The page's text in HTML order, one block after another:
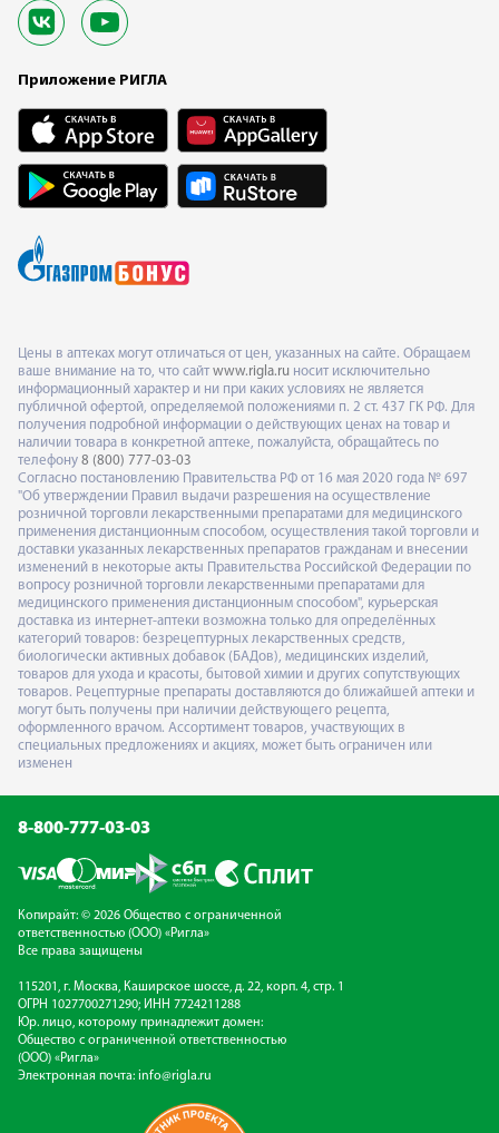
Приложение РИГЛА
Цены в аптеках могут отличаться от цен, указанных на сайте. Обращаем
ваше внимание на то, что сайт www.rigla.ru носит исключительно
информационный характер и ни при каких условиях не является
публичной офертой, определяемой положениями п. 2 ст. 437 ГК РФ. Для
получения подробной информации о действующих ценах на товар и
наличии товара в конкретной аптеке, пожалуйста, обращайтесь по
телефону 8 (800) 777-03-03
Согласно постановлению Правительства РФ от 16 мая 2020 года № 697
"Об утверждении Правил выдачи разрешения на осуществление
розничной торговли лекарственными препаратами для медицинского
применения дистанционным способом, осуществления такой торговли и
доставки указанных лекарственных препаратов гражданам и внесении
изменений в некоторые акты Правительства Российской Федерации по
вопросу розничной торговли лекарственными препаратами для
медицинского применения дистанционным способом", курьерская
доставка из интернет-аптеки возможна только для определённых
категорий товаров: безрецептурных лекарственных средств,
биологически активных добавок (БАДов), медицинских изделий,
товаров для ухода и красоты, бытовой химии и других сопутствующих
товаров. Рецептурные препараты доставляются до ближайшей аптеки и
могут быть получены при наличии действующего рецепта,
оформленного врачом. Ассортимент товаров, участвующих в
специальных предложениях и акциях, может быть ограничен или
изменен
8-800-777-03-03
Копирайт: © 2026 Общество с ограниченной
ответственностью (ООО) «Ригла»
Все права защищены
115201, г. Москва, Каширское шоссе, д. 22, корп. 4, стр. 1
ОГРН 1027700271290; ИНН 7724211288
Юр. лицо, которому принадлежит домен:
Общество с ограниченной ответственностью
(ООО) «Ригла»
Электронная почта: info@rigla.ru